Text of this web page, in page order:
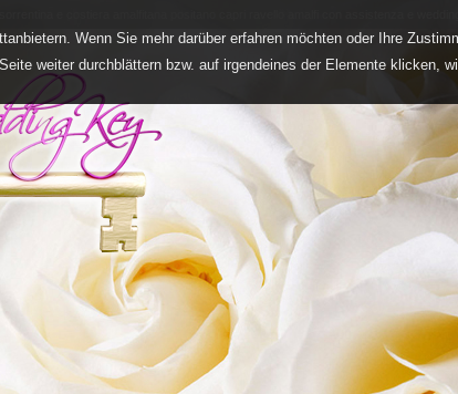
Wenn Sie mehr darüber erfahren möchten oder Ihre
weiter durchblättern bzw. auf irgendeines der Elemente klicken,